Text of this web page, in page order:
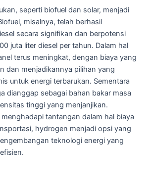
seperti biofuel dan solar, menjadi
misalnya, telah berhasil
secara signifikan dan berpotensi
juta liter diesel per tahun. Dalam hal
terus meningkat, dengan biaya yang
dan menjadikannya pilihan yang
untuk energi terbarukan. Sementara
dianggap sebagai bahan bakar masa
tinggi yang menjanjikan.
tantangan dalam hal biaya
hydrogen menjadi opsi yang
teknologi energi yang